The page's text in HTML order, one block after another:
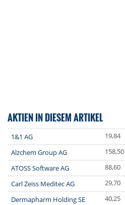
AKTIEN IN DIESEM ARTIKEL
1&1 AG 19,84
Alzchem Group AG
158,50
ATOSS Software AG
88,60
Carl Zeiss Meditec AG
29,70
Dermapharm Holding SE
40,25